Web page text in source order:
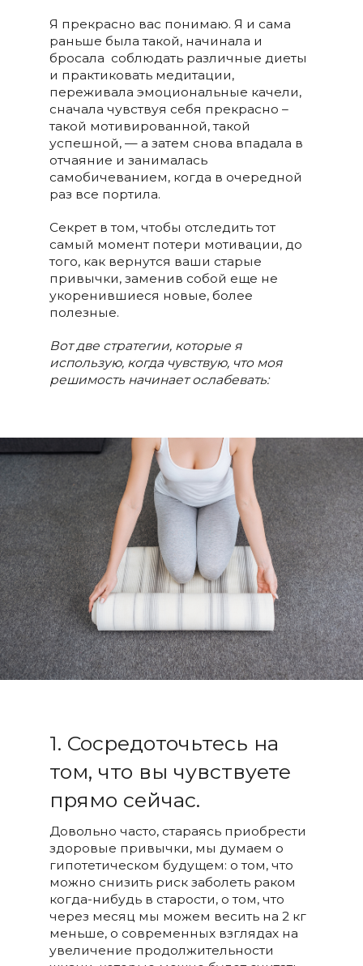
Я прекрасно вас понимаю. Я и сама
раньше была такой, начинала и
бросала соблюдать различные диеты
и практиковать медитации,
переживала эмоциональные качели,
сначала чувствуя себя прекрасно –
такой мотивированной, такой
успешной, — а затем снова впадала в
отчаяние и занималась
самобичеванием, когда в очередной
раз все портила.
Секрет в том, чтобы отследить тот
самый момент потери мотивации, до
того, как вернутся ваши старые
привычки, заменив собой еще не
укоренившиеся новые, более
полезные.
Вот две стратегии, которые я
использую, когда чувствую, что моя
решимость начинает ослабевать:
1. Сосредоточьтесь на
том, что вы чувствуете
прямо сейчас.
Довольно часто, стараясь приобрести
здоровые привычки, мы думаем о
гипотетическом будущем: о том, что
можно снизить риск заболеть раком
когда-нибудь в старости, о том, что
через месяц мы можем весить на 2 кг
меньше, о современных взглядах на
увеличение продолжительности